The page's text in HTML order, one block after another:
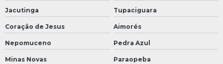
Jacutinga Tupaciguara
Coração de Jesus Aimorés
Nepomuceno Pedra Azul
Minas Novas Paraopeba